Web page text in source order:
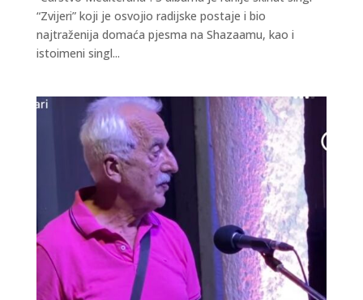
“Zvijeri” koji je osvojio radijske postaje i bio
najtraženija domaća pjesma na Shazaamu, kao i
istoimeni singl...